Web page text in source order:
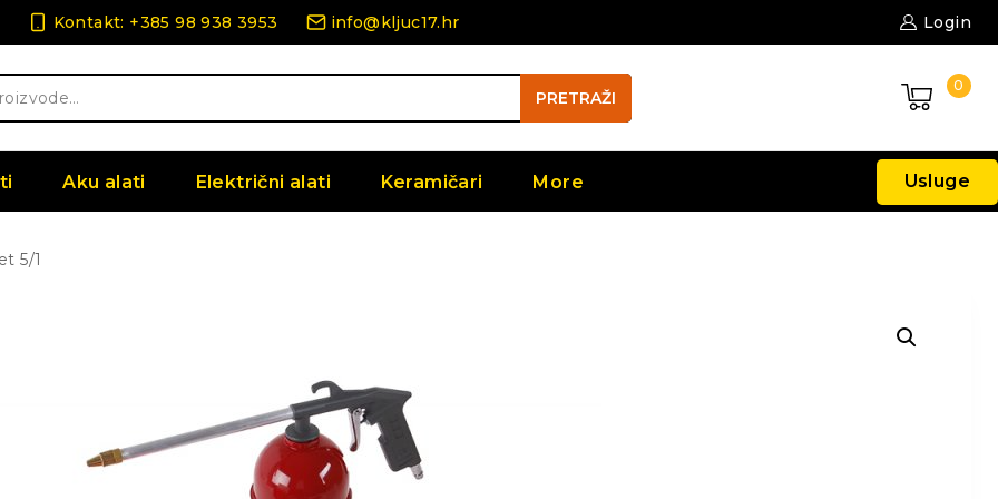
Kontakt: +385 98 938 3953 info@kljuc17.hr Login
PRETRAŽI
0
Aku alati Električni alati Keramičari More Usluge
5/1